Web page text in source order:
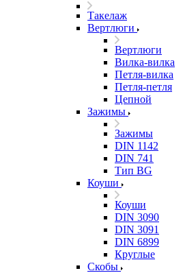
Такелаж
Вертлюги
Вертлюги
Вилка-вилка
Петля-вилка
Петля-петля
Цепной
Зажимы
Зажимы
DIN 1142
DIN 741
Тип BG
Коуши
Коуши
DIN 3090
DIN 3091
DIN 6899
Круглые
Скобы